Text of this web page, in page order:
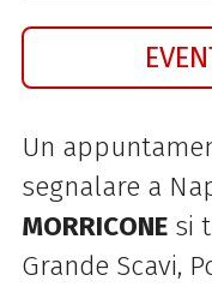
Un
segnalare a
MORRICONEsi
Grande Scavi,